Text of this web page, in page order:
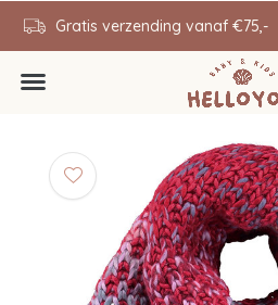
Gratis verzending vanaf €75,-